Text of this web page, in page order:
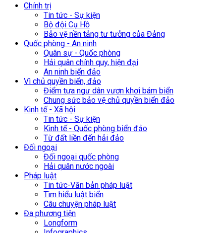
Chính trị
Tin tức - Sự kiện
Bộ đội Cụ Hồ
Bảo vệ nền tảng tư tưởng của Đảng
Quốc phòng - An ninh
Quân sự - Quốc phòng
Hải quân chính quy, hiện đại
An ninh biển đảo
Vì chủ quyền biển, đảo
Điểm tựa ngư dân vươn khơi bám biển
Chung sức bảo vệ chủ quyền biển đảo
Kinh tế - Xã hội
Tin tức - Sự kiện
Kinh tế - Quốc phòng biển đảo
Từ đất liền đến hải đảo
Đối ngoại
Đối ngoại quốc phòng
Hải quân nước ngoài
Pháp luật
Tin tức-Văn bản pháp luật
Tìm hiểu luật biển
Câu chuyện pháp luật
Đa phương tiện
Longform